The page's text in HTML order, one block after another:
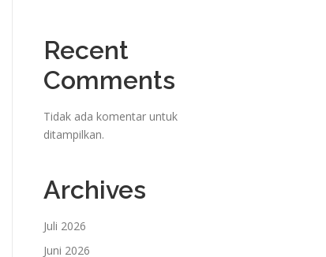
Recent
Comments
Tidak ada komentar untuk
ditampilkan.
Archives
Juli 2026
Juni 2026